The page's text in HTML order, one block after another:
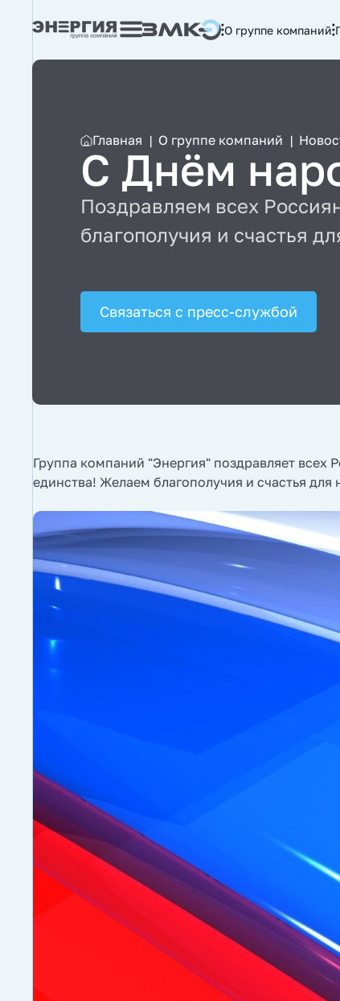
О группе компаний
Главная | О группе компаний |
С Днём
Поздравляем всех
благополучия и счастья
Связаться с пресс-службой
Группа компаний "Энергия" поздравляет всех
единства! Желаем благополучия и счастья